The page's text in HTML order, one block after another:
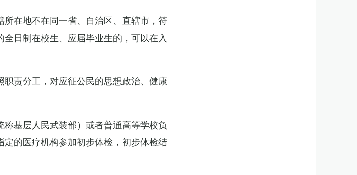
在地不在同一省、自治区、直辖市，符
日制在校生、应届毕业生的，可以在入
责分工，对应征公民的思想政治、健康
基层人民武装部）或者普通高等学校负
的医疗机构参加初步体检，初步体检结